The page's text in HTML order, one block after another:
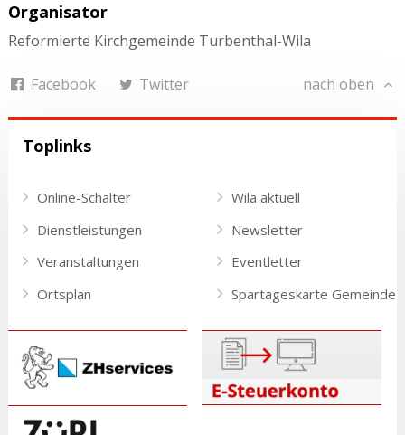
Organisator
Reformierte Kirchgemeinde Turbenthal-Wila
Facebook Twitter nach oben
Toplinks
Online-Schalter
Dienstleistungen
Veranstaltungen
Ortsplan
Wila aktuell
Newsletter
Eventletter
Spartageskarte Gemeinde